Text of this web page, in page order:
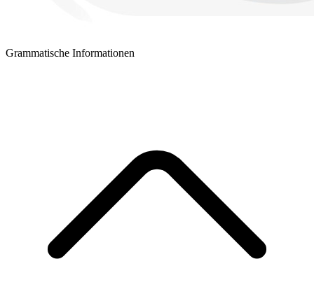
Grammatische Informationen